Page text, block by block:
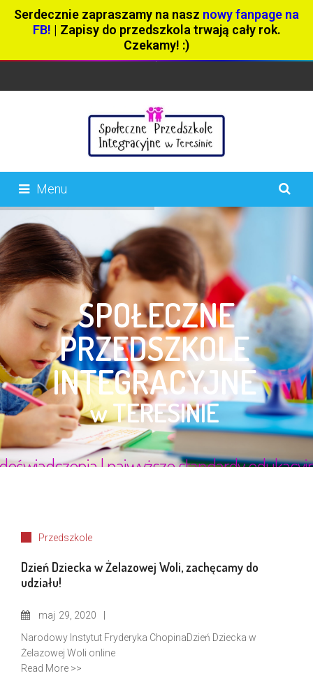
Serdecznie zapraszamy na nasz nowy fanpage na
FB! | Zapisy do przedszkola trwają cały rok.
Czekamy! :)
Menu
Przedszkole
Dzień Dziecka w Żelazowej Woli, zachęcamy do
udziału!
maj 29, 2020
Narodowy Instytut Fryderyka Chopina‎Dzień Dziecka w
Żelazowej Woli online
Read More >>